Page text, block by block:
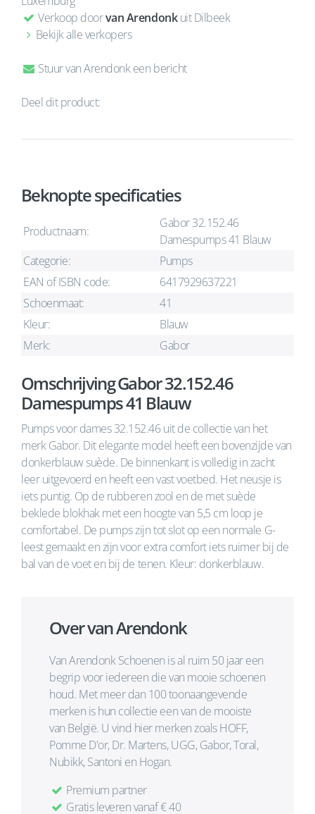
Verkoop doorvan Arendonkuit Dilbeek
Bekijk alle verkopers
Stuur van Arendonk een bericht
Deel dit product:
Beknopte specificaties
Productnaam:
Gabor 32.152.46
Damespumps 41 Blauw
Categorie:
Pumps
EAN of ISBN code:
6417929637221
Schoenmaat:
41
Kleur:
Blauw
Merk:
Gabor
Omschrijving Gabor 32.152.46
Damespumps 41 Blauw
Pumps voor dames 32.152.46 uit de collectie van het
merk Gabor. Dit elegante model heeft een bovenzijde van
donkerblauw suède. De binnenkant is volledig in zacht
leer uitgevoerd en heeft een vast voetbed. Het neusje is
iets puntig. Op de rubberen zool en de met suède
beklede blokhak met een hoogte van 5,5 cm loop je
comfortabel. De pumps zijn tot slot op een normale G-
leest gemaakt en zijn voor extra comfort iets ruimer bij de
bal van de voet en bij de tenen. Kleur: donkerblauw.
Over van Arendonk
Van Arendonk Schoenen is al ruim 50 jaar een
begrip voor iedereen die van mooie schoenen
houd. Met meer dan 100 toonaangevende
merken is hun collectie een van de mooiste
van België. U vind hier merken zoals HOFF,
Pomme D'or, Dr. Martens, UGG, Gabor, Toral,
Nubikk, Santoni en Hogan.
Premium partner
Gratis leveren vanaf € 40